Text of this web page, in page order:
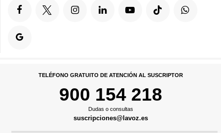
TELÉFONO GRATUITO DE ATENCIÓN AL SUSCRIPTOR
900 154 218
Dudas o consultas
suscripciones@lavoz.es